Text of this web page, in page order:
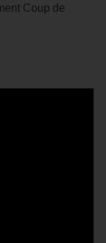
Coup de